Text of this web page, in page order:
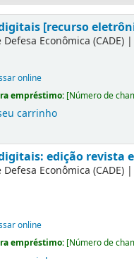
[recurso
Econômica (CADE) |
online
empréstimo: [Número de
carrinho
edição revista
Econômica (CADE) |
online
empréstimo: [Número de